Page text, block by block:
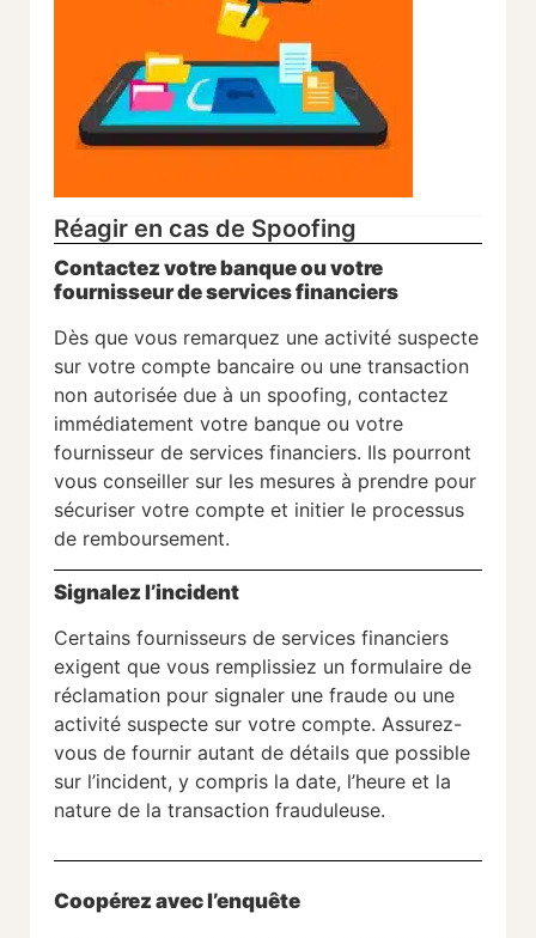
Réagir en cas de Spoofing
Contactez votre banque ou votre
fournisseur de services financiers
Dès que vous remarquez une activité suspecte
sur votre compte bancaire ou une transaction
non autorisée due à un spoofing, contactez
immédiatement votre banque ou votre
fournisseur de services financiers. Ils pourront
vous conseiller sur les mesures à prendre pour
sécuriser votre compte et initier le processus
de remboursement.
Signalez l’incident
Certains fournisseurs de services financiers
exigent que vous remplissiez un formulaire de
réclamation pour signaler une fraude ou une
activité suspecte sur votre compte. Assurez-
vous de fournir autant de détails que possible
sur l’incident, y compris la date, l’heure et la
nature de la transaction frauduleuse.
Coopérez avec l’enquête